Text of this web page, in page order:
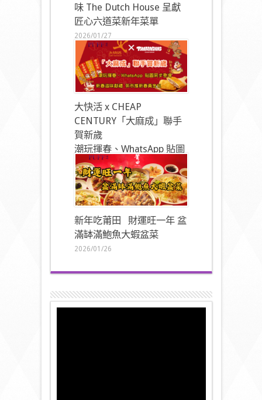
味 The Dutch House 呈獻
匠心六道菜新年菜單
2026/01/27
大快活 x CHEAP
CENTURY「大麻成」聯手
賀新歲
潮玩揮春、WhatsApp 貼圖
同步登場
2026/01/27
新年吃莆田 財運旺一年 盆
滿缽滿鮑魚大蝦盆菜
2026/01/26